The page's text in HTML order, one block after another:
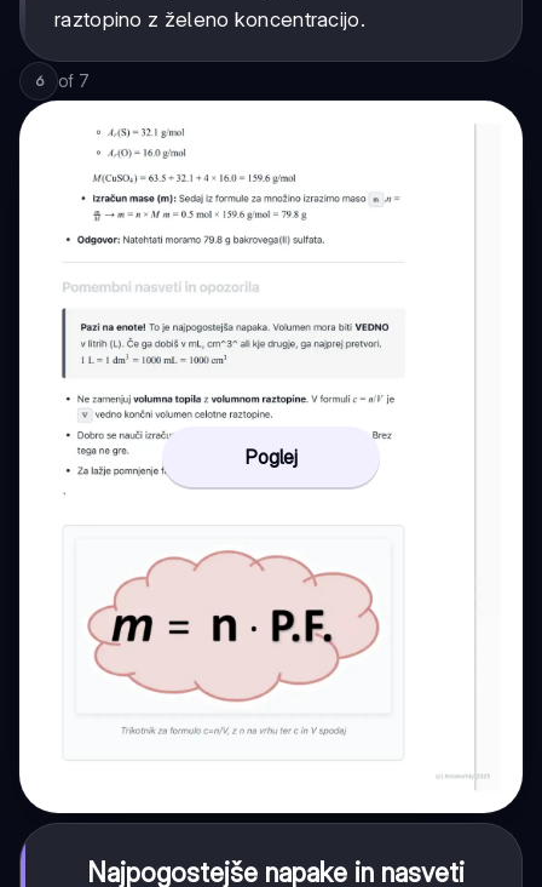
raztopino z želeno koncentracijo.
6 of 7
Poglej
Najpogostejše napake in nasveti